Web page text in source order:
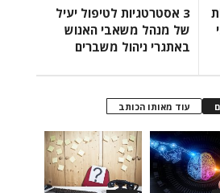
3 אסטרטגיות לטיפול יעיל
של מנהל משאבי האנוש
באתגרי ניהול משברים
עוד מאותו הכותב